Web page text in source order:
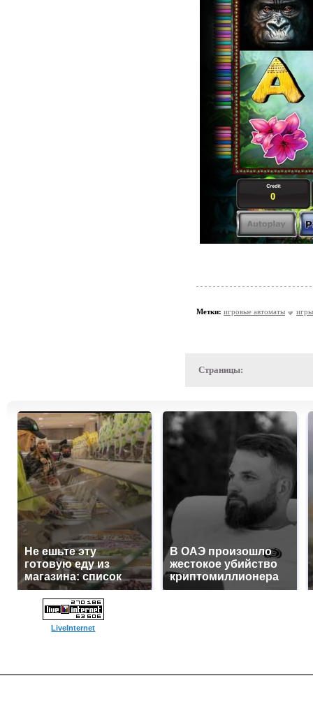
Метки: игровые автоматы игры
Страницы:
Не ешьте эту
готовую еду из
магазина: список
В ОАЭ произошло
жестокое убийство
криптомиллионера
LiveInternet